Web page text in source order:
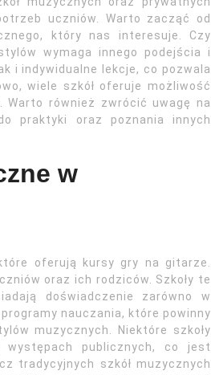
uczniów. Warto zacząć od
który nas interesuje. Czy
wymaga innego podejścia i
i indywidualne lekcje, co pozwala
wiele szkół oferuje możliwość
również zwrócić uwagę na
praktyki oraz poznania innych
w
oferują kursy gry na gitarze.
oraz ich rodziców. Szkoły te
doświadczenie zarówno w
nauczania, które powinny
muzycznych. Niektóre szkoły
publicznych, co jest
tradycyjnych szkół muzycznych